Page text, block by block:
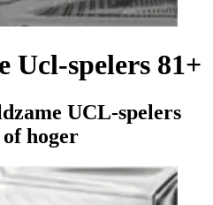
Ucl-spelers 81+
UCL-spelers
hoger